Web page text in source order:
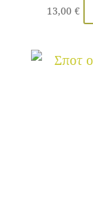
13,00€